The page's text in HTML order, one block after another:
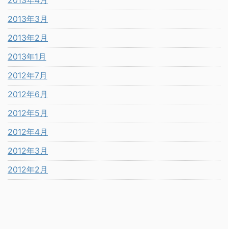
2013年3月
2013年2月
2013年1月
2012年7月
2012年6月
2012年5月
2012年4月
2012年3月
2012年2月